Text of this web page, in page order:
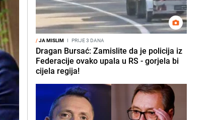
/JA MISLIM I PRIJE 3 DANA
Dragan Bursać: Zamislite da je policija iz
Federacije ovako upala u RS - gorjela bi
cijela regija!